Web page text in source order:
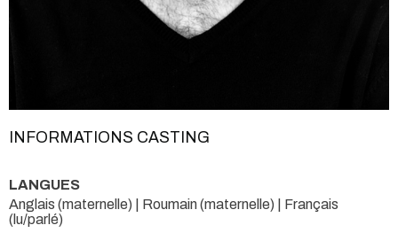
INFORMATIONS CASTING
LANGUES
Anglais (maternelle) | Roumain (maternelle) | Français
(lu/parlé)